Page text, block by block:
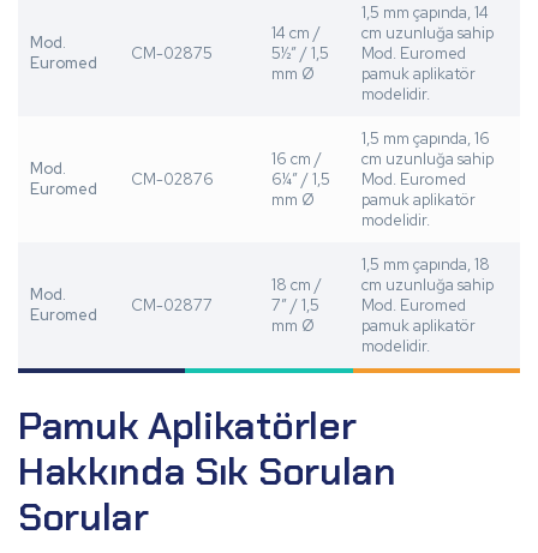
Mod.
Euromed
CM-02875
14 cm /
5½” / 1,5
mm Ø
1,5 mm çapında, 14
cm uzunluğa sahip
Mod. Euromed
pamuk aplikatör
modelidir.
Mod.
Euromed
CM-02876
16 cm /
6¼” / 1,5
mm Ø
1,5 mm çapında, 16
cm uzunluğa sahip
Mod. Euromed
pamuk aplikatör
modelidir.
Mod.
Euromed
CM-02877
18 cm /
7” / 1,5
mm Ø
1,5 mm çapında, 18
cm uzunluğa sahip
Mod. Euromed
pamuk aplikatör
modelidir.
Pamuk Aplikatörler
Hakkında Sık Sorulan
Sorular